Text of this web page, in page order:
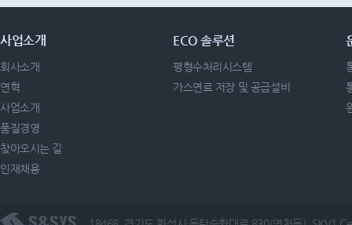
사업소개
회사소개
연혁
사업소개
품질경영
찾아오시는 길
인재채용
ECO 솔루션
평형수처리시스템
가스연료 저장 및 공급설비